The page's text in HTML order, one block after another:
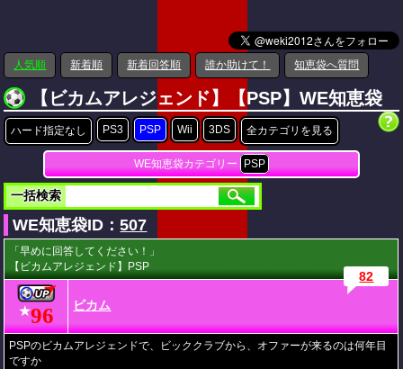
人気順 新着順 新着回答順 誰か助けて！ 知恵袋へ質問
【ビカムアレジェンド】【PSP】WE知恵袋
ハード指定なし PS3 PSP Wii 3DS 全カテゴリを見る
WE知恵袋カテゴリー PSP
一括検索
WE知恵袋ID：507
「早めに回答してください！」
【ビカムアレジェンド】PSP
★96 ビカム
82
PSPのビカムアレジェンドで、ビッククラブから、オファーが来るのは何年目
ですか